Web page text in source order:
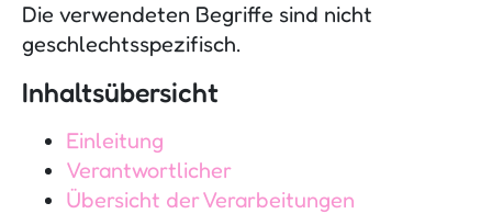
Die verwendeten Begriffe sind nicht
geschlechtsspezifisch.
Inhaltsübersicht
Einleitung
Verantwortlicher
Übersicht der Verarbeitungen